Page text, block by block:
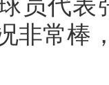
非常棒